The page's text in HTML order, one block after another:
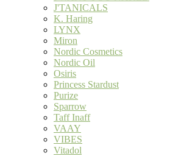
J'TANICALS
K. Haring
LYNX
Miron
Nordic Cosmetics
Nordic Oil
Osiris
Princess Stardust
Purize
Sparrow
Taff Inaff
VAAY
VIBES
Vitadol